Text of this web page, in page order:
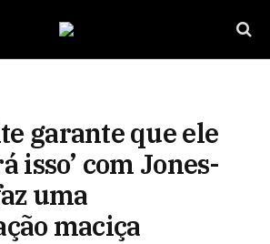
garante que ele
isso’ com Jones-
uma
maciça